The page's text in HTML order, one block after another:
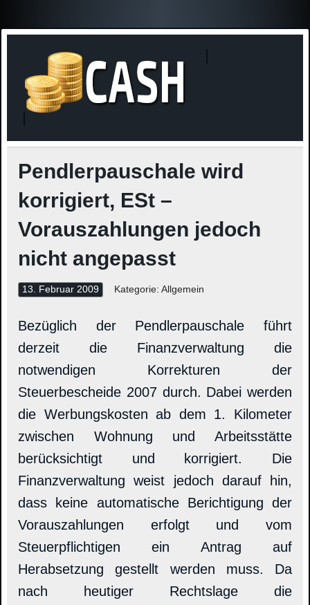
Pendlerpauschale wird
korrigiert, ESt –
Vorauszahlungen jedoch
nicht angepasst
13. Februar 2009 Kategorie: Allgemein
Bezüglich der Pendlerpauschale führt
derzeit die Finanzverwaltung die
notwendigen Korrekturen der
Steuerbescheide 2007 durch. Dabei werden
die Werbungskosten ab dem 1. Kilometer
zwischen Wohnung und Arbeitsstätte
berücksichtigt und korrigiert. Die
Finanzverwaltung weist jedoch darauf hin,
dass keine automatische Berichtigung der
Vorauszahlungen erfolgt und vom
Steuerpflichtigen ein Antrag auf
Herabsetzung gestellt werden muss. Da
nach heutiger Rechtslage die